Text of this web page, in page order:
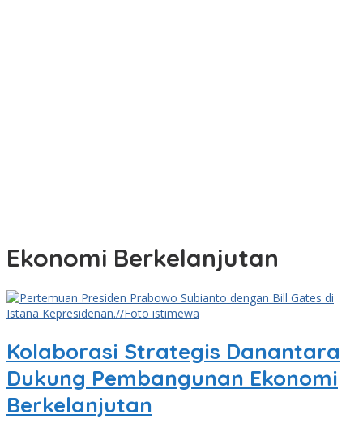
Ekonomi Berkelanjutan
Kolaborasi Strategis Danantara
Dukung Pembangunan Ekonomi
Berkelanjutan